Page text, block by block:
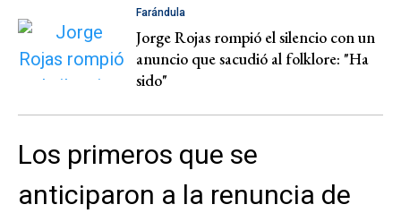
Farándula
Jorge Rojas rompió el silencio con un
anuncio que sacudió al folklore: "Ha
sido"
Los primeros que se
anticiparon a la renuncia de